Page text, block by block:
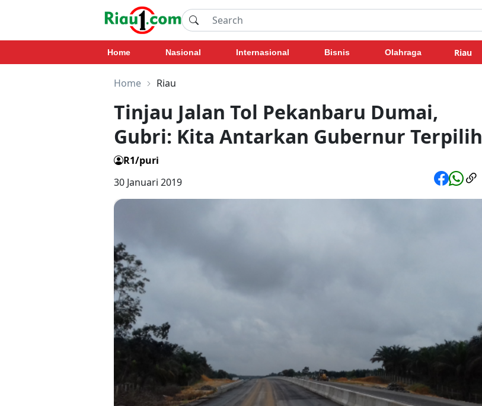
Home Nasional Internasional Bisnis Olahraga Riau
Home Riau
Tinjau Jalan Tol Pekanbaru Dumai,
Gubri: Kita Antarkan Gubernur Terpilih
R1/puri
30 Januari 2019